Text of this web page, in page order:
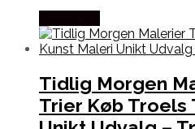
Tidlig Morgen
Trier Køb Troels